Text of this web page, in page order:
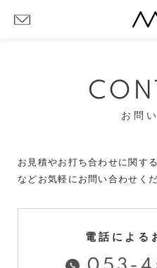
お問
お見積やお打ち合わせに関す
などお気軽にお問い合わせくだ
電話による